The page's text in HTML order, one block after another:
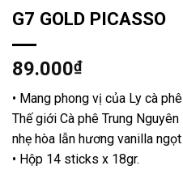
G7 GOLD PICASSO
89.000₫
• Mang phong vị của Ly cà
Thế giới Cà phê Trung
nhẹ hòa lẫn hương vanilla
• Hộp 14 sticks x 18gr.